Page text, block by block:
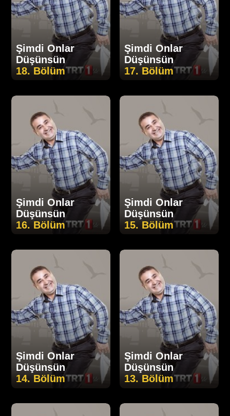
Şimdi Onlar
Düşünsün
18. Bölüm
Şimdi Onlar
Düşünsün
17. Bölüm
Şimdi Onlar
Düşünsün
16. Bölüm
Şimdi Onlar
Düşünsün
15. Bölüm
Şimdi Onlar
Düşünsün
14. Bölüm
Şimdi Onlar
Düşünsün
13. Bölüm